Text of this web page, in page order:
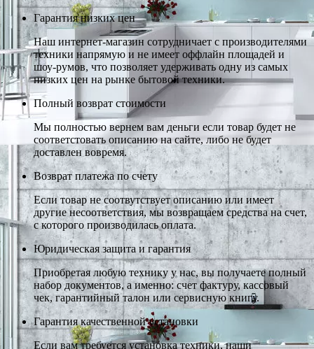
Гарантия низких цен
Наш интернет-магазин сотрудничает с производителями
техники напрямую и не имеет оффлайн площадей и
шоу-румов, что позволяет удерживать одну из самых
низких цен на рынке бытовой техники.
Полный возврат стоимости
Мы полностью вернем вам деньги если товар будет не
соответстовать описанию на сайте, либо не будет
доставлен вовремя.
Возврат платежа по счету
Если товар не соотвутствует описанию или имеет
другие несоответствия, мы возвращаем средства на счет,
с которого производилась оплата.
Юридическая защита и гарантия
Приобретая любую технику у нас, вы получаете полный
набор документов, а именно: счет фактуру, кассовый
чек, гарантийный талон или сервисную книгу.
Гарантия качественной установки
Если вам требуется установка техники, наши